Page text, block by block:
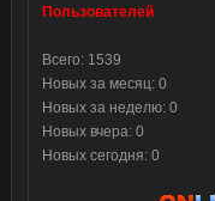
Пользователей
Всего: 1539
Новых за месяц: 0
Новых за неделю: 0
Новых вчера: 0
Новых сегодня: 0